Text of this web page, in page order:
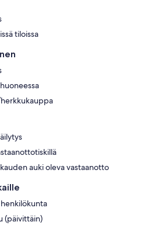
tiloissa
auki oleva vastaanotto
(päivittäin)